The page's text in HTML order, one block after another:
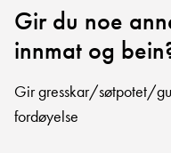
Gir du noe
innmat og
Gir gresskar/søtpotet/
fordøyelse